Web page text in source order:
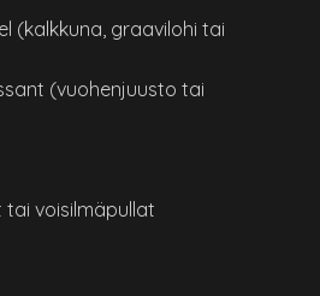
(kalkkuna, graavilohi tai
(vuohenjuusto tai
tai voisilmäpullat